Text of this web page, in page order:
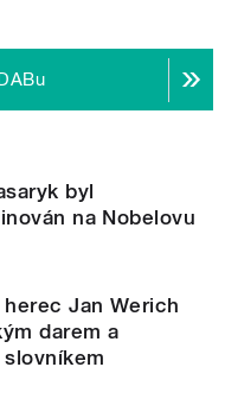
byl
na Nobelovu
Jan Werich
darem a